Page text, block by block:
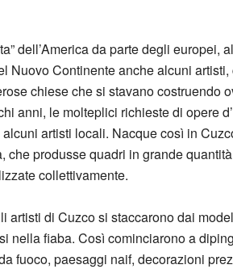
dell’America da parte degli europei,
Nuovo Continente anche alcuni
chiese che si stavano costruendo
anni, le molteplici richieste di opere
artisti locali. Nacque così in
che produsse quadri in grande
collettivamente.
artisti di Cuzco si staccarono dai
nella fiaba. Così cominciarono a
fuoco, paesaggi naif, decorazioni